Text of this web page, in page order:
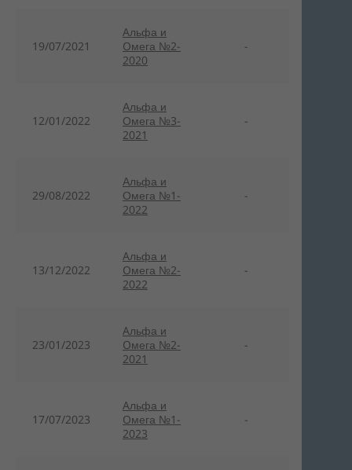
19/07/2021
Aльфа и
Oмега №2-
2020
-
12/01/2022
Альфа и
Омега №3-
2021
-
29/08/2022
Альфа и
Омега №1-
2022
-
13/12/2022
Aльфа и
Oмега №2-
2022
-
23/01/2023
Aльфа и
Oмега №2-
2021
-
17/07/2023
Aльфа и
Oмега №1-
2023
-